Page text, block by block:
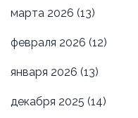
марта 2026 (13)
февраля 2026 (12)
января 2026 (13)
декабря 2025 (14)